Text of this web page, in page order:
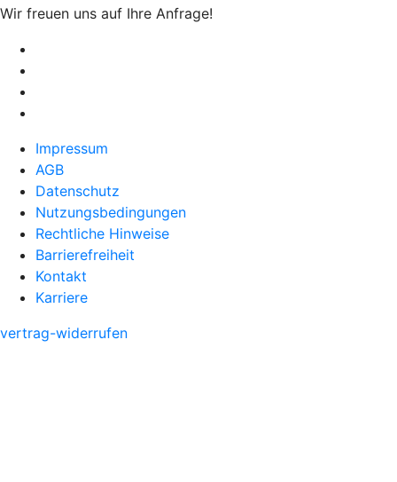
Wir freuen uns auf Ihre Anfrage!
Impressum
AGB
Datenschutz
Nutzungsbedingungen
Rechtliche Hinweise
Barrierefreiheit
Kontakt
Karriere
vertrag-widerrufen